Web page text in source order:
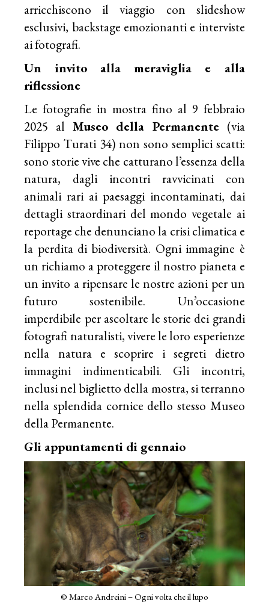
arricchiscono il viaggio con slideshow
esclusivi, backstage emozionanti e interviste
ai fotografi.
Un invito alla meraviglia e alla
riflessione
Le fotografie in mostra fino al 9 febbraio
2025 al Museo della Permanente (via
Filippo Turati 34) non sono semplici scatti:
sono storie vive che catturano l’essenza della
natura, dagli incontri ravvicinati con
animali rari ai paesaggi incontaminati, dai
dettagli straordinari del mondo vegetale ai
reportage che denunciano la crisi climatica e
la perdita di biodiversità. Ogni immagine è
un richiamo a proteggere il nostro pianeta e
un invito a ripensare le nostre azioni per un
futuro sostenibile. Un’occasione
imperdibile per ascoltare le storie dei grandi
fotografi naturalisti, vivere le loro esperienze
nella natura e scoprire i segreti dietro
immagini indimenticabili. Gli incontri,
inclusi nel biglietto della mostra, si terranno
nella splendida cornice dello stesso Museo
della Permanente.
Gli appuntamenti di gennaio
© Marco Andreini – Ogni volta che il lupo